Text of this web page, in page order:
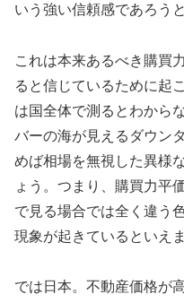
いう強い信頼感であろう
これは本来あるべき購買
ると信じているために起
は国全体で測るとわから
バーの海が見えるダウン
めば相場を無視した異様
ょう。つまり、購買力平
で見る場合では全く違う
現象が起きているといえ
では日本。不動産価格が